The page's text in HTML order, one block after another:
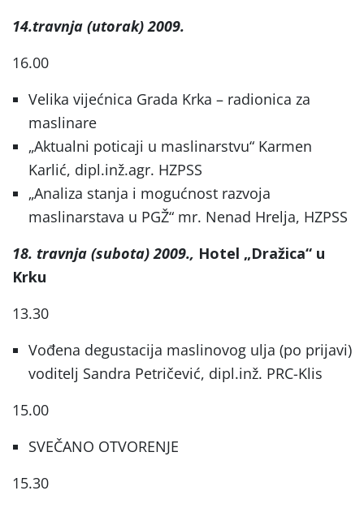
14.travnja (utorak) 2009.
16.00
Velika vijećnica Grada Krka – radionica za
maslinare
„Aktualni poticaji u maslinarstvu“ Karmen
Karlić, dipl.inž.agr. HZPSS
„Analiza stanja i mogućnost razvoja
maslinarstava u PGŽ“ mr. Nenad Hrelja, HZPSS
18. travnja (subota) 2009., Hotel „Dražica“ u
Krku
13.30
Vođena degustacija maslinovog ulja (po prijavi)
voditelj Sandra Petričević, dipl.inž. PRC-Klis
15.00
SVEČANO OTVORENJE
15.30